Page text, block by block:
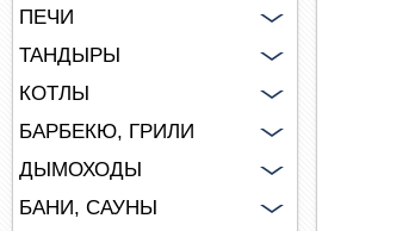
ПЕЧИ
ТАНДЫРЫ
КОТЛЫ
БАРБЕКЮ, ГРИЛИ
ДЫМОХОДЫ
БАНИ, САУНЫ